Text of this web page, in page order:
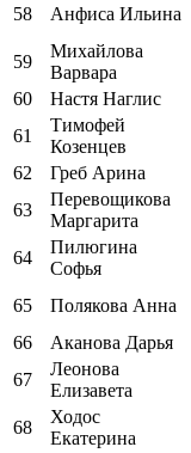
58
Анфиса Ильина
59
Михайлова
Варвара
60
Настя Наглис
61
Тимофей
Козенцев
62
Греб Арина
63
Перевощикова
Маргарита
64
Пилюгина
Софья
65 Полякова Анна
66
Аканова Дарья
67
Леонова
Елизавета
68
Ходос
Екатерина